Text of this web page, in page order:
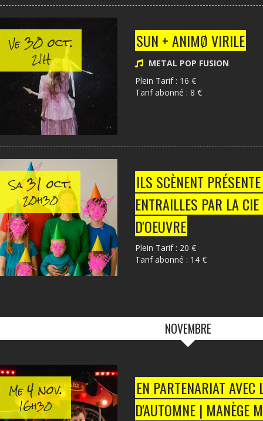
Ve30 oct.
21H
SUN + ANIMØ VIRILE
METAL POP FUSION
Plein Tarif : 16 €
Tarif abonné : 8 €
Sa31 oct.
20h30
ILS SCÈNENT
ENTRAILLES PAR LA
D'OEUVRE
Plein Tarif : 20 €
Tarif abonné : 14 €
NOVEMBRE
Me4 nov.
16h30
EN PARTENARIAT
D'AUTOMNE | MANÈGE